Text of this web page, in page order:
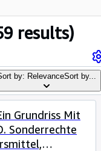
results)
by: RelevanceSort by...
Grundriss Mit
Sonderrechte